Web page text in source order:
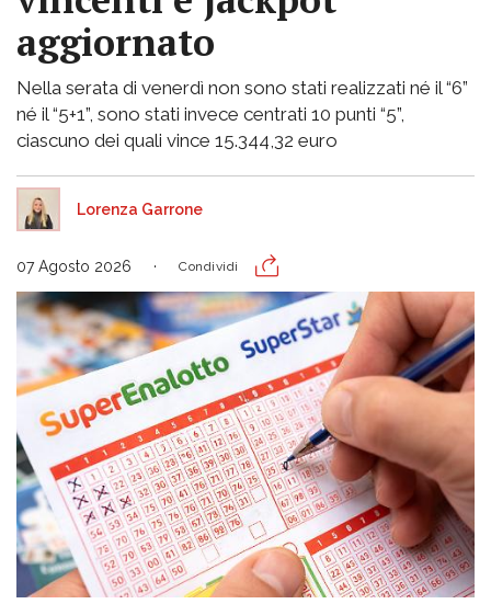
aggiornato
Nella serata di venerdì non sono stati realizzati né il “6”
né il “5+1”, sono stati invece centrati 10 punti “5”,
ciascuno dei quali vince 15.344,32 euro
Lorenza Garrone
07 Agosto 2026 Condividi